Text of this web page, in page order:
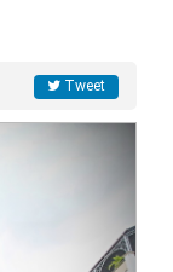
Tweet